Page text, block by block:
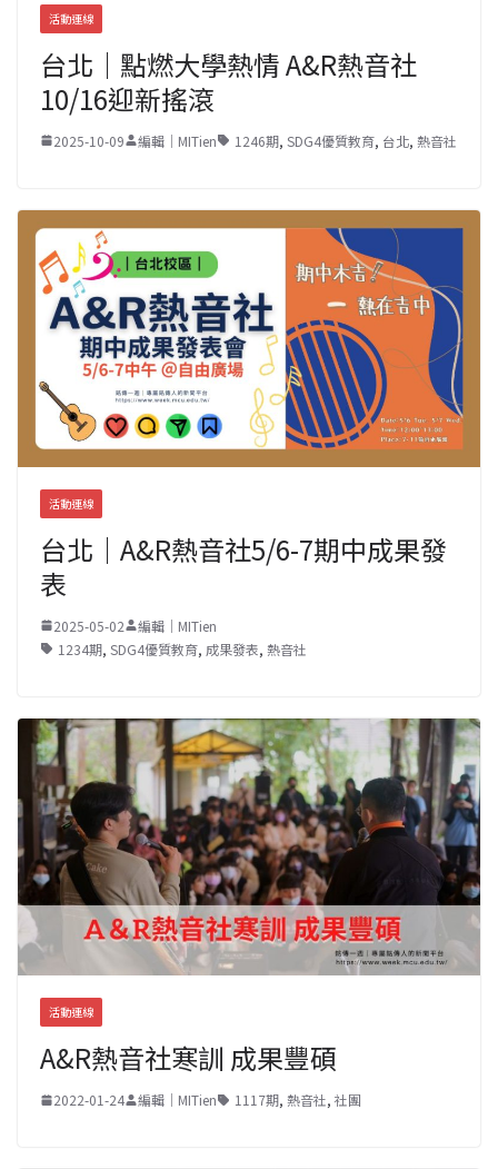
活動連線
台北｜點燃大學熱情 A&R熱音社
10/16迎新搖滾
2025-10-09 編輯｜MITien 1246期, SDG4優質教育, 台北, 熱音社
活動連線
台北｜A&R熱音社5/6-7期中成果發
表
2025-05-02
編輯｜MITien
1234期, SDG4優質教育, 成果發表, 熱音社
活動連線
A&R熱音社寒訓 成果豐碩
2022-01-24 編輯｜MITien 1117期, 熱音社, 社團